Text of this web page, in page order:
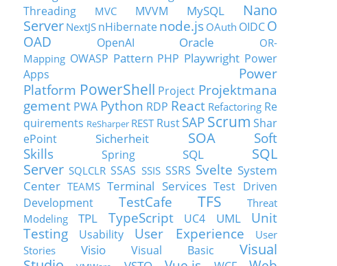
Threading
MVC MVVM MySQL
Nano
Server NextJS nHibernatenode.js OAuth OIDCO
OAD
OpenAI Oracle
OR-
Mapping OWASP Pattern PHP Playwright Power
Apps
Power
Platform PowerShell Project Projektmana
gement PWA Python RDP React Refactoring Re
quirements ReSharper REST Rust SAP Scrum Shar
ePoint
Sicherheit SOA
Soft
Skills
Spring SQL
SQL
Server SQLCLR SSAS SSIS SSRS Svelte System
Center TEAMS Terminal Services Test Driven
Development
TestCafe TFS
Threat
Modeling
TPL TypeScript UC4 UML
Unit
Testing
Usability User Experience
User
Stories
Visio Visual Basic
Visual